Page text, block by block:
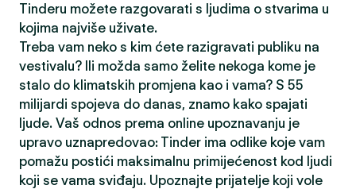
Tinderu možete razgovarati s ljudima o stvarima u
kojima najviše uživate.
Treba vam neko s kim ćete razigravati publiku na
vestivalu? Ili možda samo želite nekoga kome je
stalo do klimatskih promjena kao i vama? S 55
milijardi spojeva do danas, znamo kako spajati
ljude. Vaš odnos prema online upoznavanju je
upravo uznapredovao: Tinder ima odlike koje vam
pomažu postići maksimalnu primijećenost kod ljudi
koji se vama sviđaju. Upoznajte prijatelje koji vole